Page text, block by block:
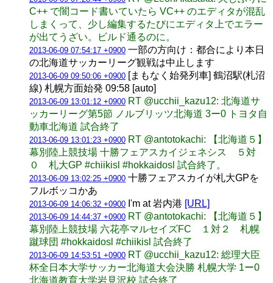
C++ で闇コード書いていたら VC++ のエディタが混乱
しまくって、少し編集するたびにエディタ上でエラー
が出てうざい。ビルド通るのに。
2013-06-09 07:54:17 +0900 一部の方向け：都合により本日
の北海道サッカーリーグ観戦は中止します
2013-06-09 09:50:06 +0900 [まもなく始発列車] 鶴沼駅(札沼
線) 札幌方面始発 09:58 [auto]
2013-06-09 13:01:12 +0900 RT @ucchii_kazu12: 北海道サ
ッカーリーグ第5節 ノルブリッツ北海道 3ー0 トヨタ自
動車北海道 試合終了
2013-06-09 13:01:23 +0900 RT @antotokachi: 【北海道５】
幕別陸上競技場 十勝フェアスカイジェネシス ５対
０ 札大GP #chiikisl #hokkaidosl 試合終了。
2013-06-09 13:02:25 +0900 十勝フェアスカイが札大GPを
フルボッコかあ
2013-06-09 14:06:32 +0900 I'm at 岩内港 [URL]
2013-06-09 14:44:37 +0900 RT @antotokachi: 【北海道５】
幕別陸上競技場 六花亭マルセイズFC １対２ 札幌
蹴球団 #hokkaidosl #chiikisl 試合終了
2013-06-09 14:53:51 +0900 RT @ucchii_kazu12: 総理大臣
杯全日本大学サッカー北海道大会決勝 札幌大学 1ー0
北海道教育大学岩見沢校 試合終了